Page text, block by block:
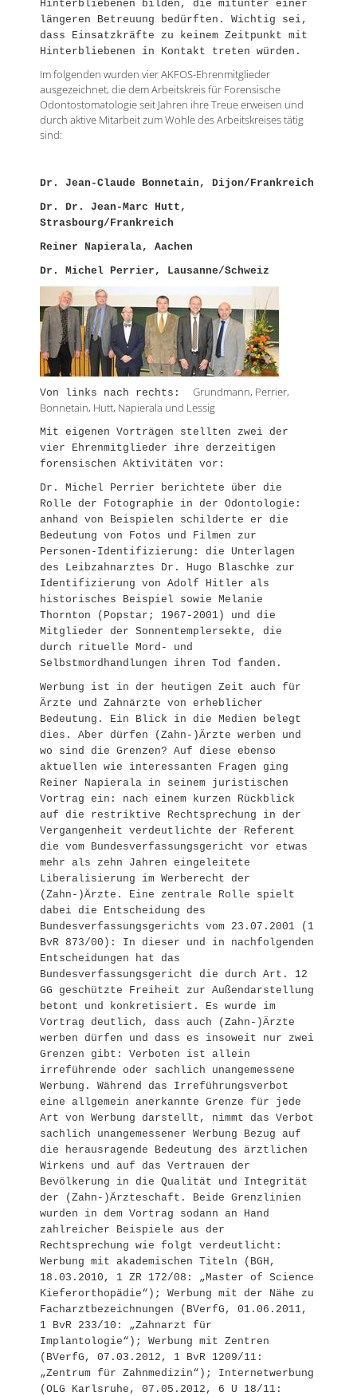
Hinterbliebenen bilden, die mitunter einer
längeren Betreuung bedürften. Wichtig sei,
dass Einsatzkräfte zu keinem Zeitpunkt mit
Hinterbliebenen in Kontakt treten würden.
Im folgenden wurden vier AKFOS-Ehrenmitglieder
ausgezeichnet, die dem Arbeitskreis für Forensische
Odontostomatologie seit Jahren ihre Treue erweisen und
durch aktive Mitarbeit zum Wohle des Arbeitskreises tätig
sind:
Dr. Jean-Claude Bonnetain, Dijon/Frankreich
Dr. Dr. Jean-Marc Hutt,
Strasbourg/Frankreich
Reiner Napierala, Aachen
Dr. Michel Perrier, Lausanne/Schweiz
Von links nach rechts: Grundmann, Perrier,
Bonnetain, Hutt, Napierala und Lessig
Mit eigenen Vorträgen stellten zwei der
vier Ehrenmitglieder ihre derzeitigen
forensischen Aktivitäten vor:
Dr. Michel Perrier berichtete über die
Rolle der Fotographie in der Odontologie:
anhand von Beispielen schilderte er die
Bedeutung von Fotos und Filmen zur
Personen-Identifizierung: die Unterlagen
des Leibzahnarztes Dr. Hugo Blaschke zur
Identifizierung von Adolf Hitler als
historisches Beispiel sowie Melanie
Thornton (Popstar; 1967-2001) und die
Mitglieder der Sonnentemplersekte, die
durch rituelle Mord- und
Selbstmordhandlungen ihren Tod fanden.
Werbung ist in der heutigen Zeit auch für
Ärzte und Zahnärzte von erheblicher
Bedeutung. Ein Blick in die Medien belegt
dies. Aber dürfen (Zahn-)Ärzte werben und
wo sind die Grenzen? Auf diese ebenso
aktuellen wie interessanten Fragen ging
Reiner Napierala in seinem juristischen
Vortrag ein: nach einem kurzen Rückblick
auf die restriktive Rechtsprechung in der
Vergangenheit verdeutlichte der Referent
die vom Bundesverfassungsgericht vor etwas
mehr als zehn Jahren eingeleitete
Liberalisierung im Werberecht der
(Zahn-)Ärzte. Eine zentrale Rolle spielt
dabei die Entscheidung des
Bundesverfassungsgerichts vom 23.07.2001 (1
BvR 873/00): In dieser und in nachfolgenden
Entscheidungen hat das
Bundesverfassungsgericht die durch Art. 12
GG geschützte Freiheit zur Außendarstellung
betont und konkretisiert. Es wurde im
Vortrag deutlich, dass auch (Zahn-)Ärzte
werben dürfen und dass es insoweit nur zwei
Grenzen gibt: Verboten ist allein
irreführende oder sachlich unangemessene
Werbung. Während das Irreführungsverbot
eine allgemein anerkannte Grenze für jede
Art von Werbung darstellt, nimmt das Verbot
sachlich unangemessener Werbung Bezug auf
die herausragende Bedeutung des ärztlichen
Wirkens und auf das Vertrauen der
Bevölkerung in die Qualität und Integrität
der (Zahn-)Ärzteschaft. Beide Grenzlinien
wurden in dem Vortrag sodann an Hand
zahlreicher Beispiele aus der
Rechtsprechung wie folgt verdeutlicht:
Werbung mit akademischen Titeln (BGH,
18.03.2010, 1 ZR 172/08: „Master of Science
Kieferorthopädie“); Werbung mit der Nähe zu
Facharztbezeichnungen (BVerfG, 01.06.2011,
1 BvR 233/10: „Zahnarzt für
Implantologie“); Werbung mit Zentren
(BVerfG, 07.03.2012, 1 BvR 1209/11:
„Zentrum für Zahnmedizin“); Internetwerbung
(OLG Karlsruhe, 07.05.2012, 6 U 18/11: